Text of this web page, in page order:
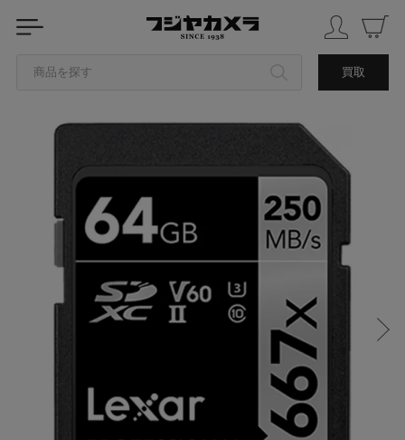
商品を探す 買取
カテゴリから探す
ブランドから探す
中古品を探す